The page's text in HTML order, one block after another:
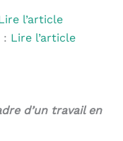
l’article
: Lire l’article
d’un travail en